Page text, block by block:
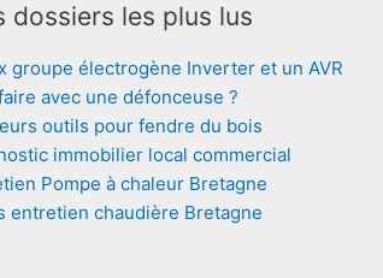
dossiers les plus lus
groupe électrogène Inverter et un AVR
avec une défonceuse ?
outils pour fendre du bois
immobilier local commercial
Pompe à chaleur Bretagne
entretien chaudière Bretagne